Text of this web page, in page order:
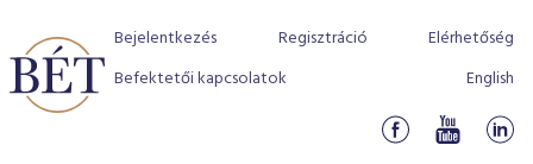
Bejelentkezés Regisztráció
Elérhetőség
Befektetői kapcsolatok
English